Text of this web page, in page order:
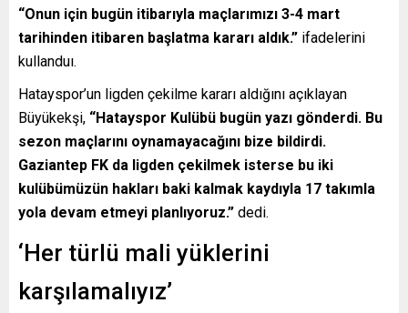
“Onun için bugün itibarıyla maçlarımızı 3-4 mart
tarihinden itibaren başlatma kararı aldık.” ifadelerini
kullanduı.
Hatayspor’un ligden çekilme kararı aldığını açıklayan
Büyükekşi, “Hatayspor Kulübü bugün yazı gönderdi. Bu
sezon maçlarını oynamayacağını bize bildirdi.
Gaziantep FK da ligden çekilmek isterse bu iki
kulübümüzün hakları baki kalmak kaydıyla 17 takımla
yola devam etmeyi planlıyoruz.” dedi.
‘Her türlü mali yüklerini
karşılamalıyız’